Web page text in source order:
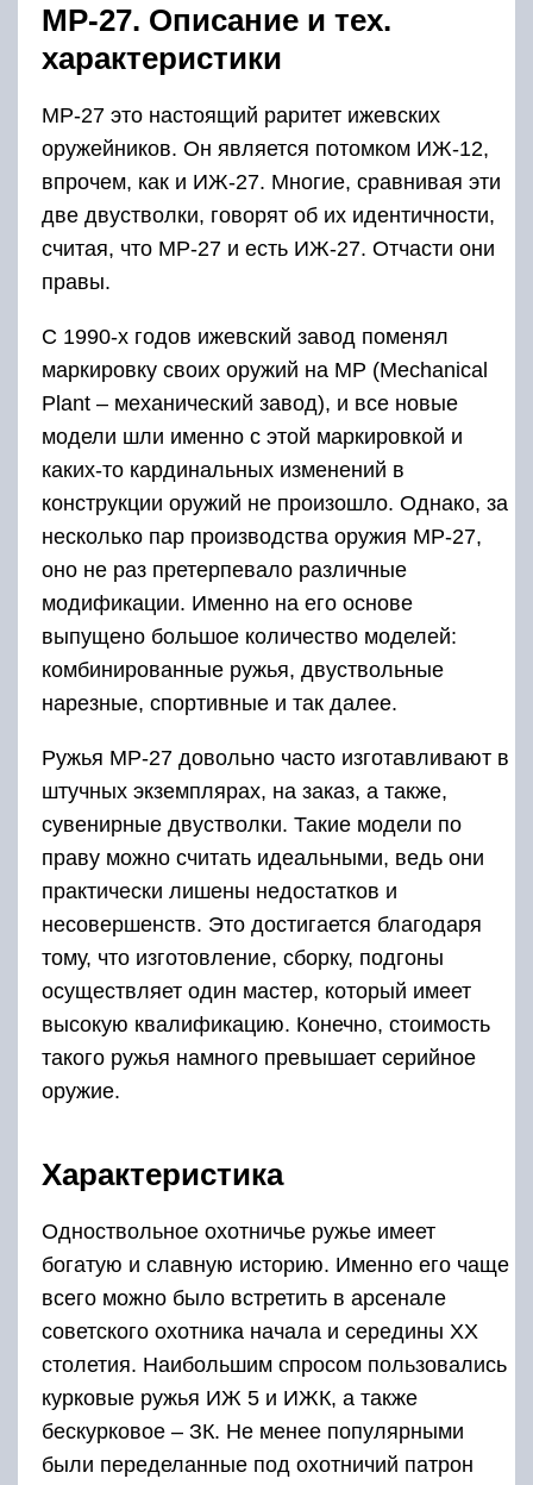
МР-27. Описание и тех.
характеристики
МР-27 это настоящий раритет ижевских
оружейников. Он является потомком ИЖ-12,
впрочем, как и ИЖ-27. Многие, сравнивая эти
две двустволки, говорят об их идентичности,
считая, что МР-27 и есть ИЖ-27. Отчасти они
правы.
С 1990-х годов ижевский завод поменял
маркировку своих оружий на МР (Meсhanical
Plant – механический завод), и все новые
модели шли именно с этой маркировкой и
каких-то кардинальных изменений в
конструкции оружий не произошло. Однако, за
несколько пар производства оружия МР-27,
оно не раз претерпевало различные
модификации. Именно на его основе
выпущено большое количество моделей:
комбинированные ружья, двуствольные
нарезные, спортивные и так далее.
Ружья МР-27 довольно часто изготавливают в
штучных экземплярах, на заказ, а также,
сувенирные двустволки. Такие модели по
праву можно считать идеальными, ведь они
практически лишены недостатков и
несовершенств. Это достигается благодаря
тому, что изготовление, сборку, подгоны
осуществляет один мастер, который имеет
высокую квалификацию. Конечно, стоимость
такого ружья намного превышает серийное
оружие.
Характеристика
Одноствольное охотничье ружье имеет
богатую и славную историю. Именно его чаще
всего можно было встретить в арсенале
советского охотника начала и середины XX
столетия. Наибольшим спросом пользовались
курковые ружья ИЖ 5 и ИЖК, а также
бескурковое – ЗК. Не менее популярными
были переделанные под охотничий патрон